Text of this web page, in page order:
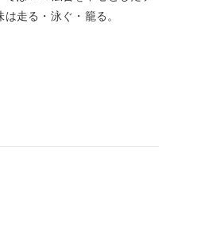
走る・泳ぐ・籠る。